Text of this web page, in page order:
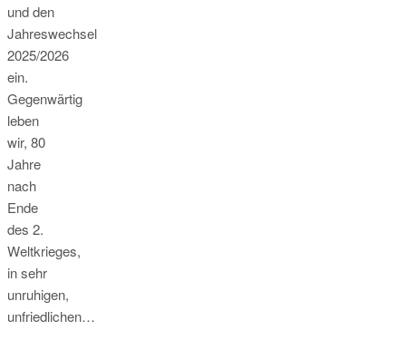
und den
Jahreswechsel
2025/2026
ein.
Gegenwärtig
leben
wir, 80
Jahre
nach
Ende
des 2.
Weltkrieges,
in sehr
unruhigen,
unfriedlichen…